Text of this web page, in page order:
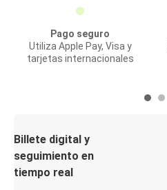
Pago seguro
Utiliza Apple Pay, Visa y
tarjetas internacionales
Billete digital y
seguimiento en
tiempo real